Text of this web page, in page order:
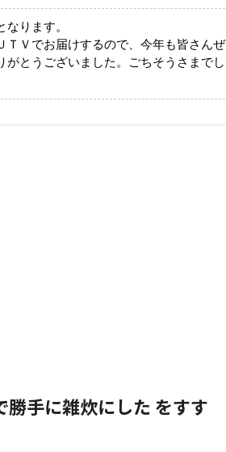
ります。
Ｖでお届けするので、今年も皆さんぜ
とうございました。ごちそうさまでし
勝手に雑炊にした をすす